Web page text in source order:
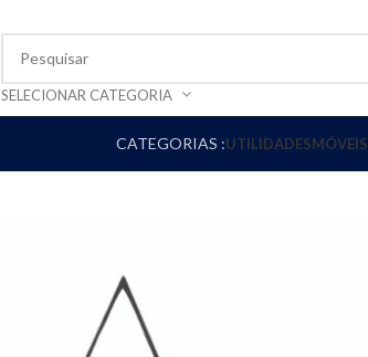
SELECIONAR CATEGORIA
CATEGORIAS :UTILIDADESMÓVEIS